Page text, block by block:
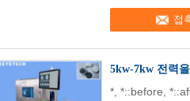
접
5kw-7kw 전력
*, *::before,